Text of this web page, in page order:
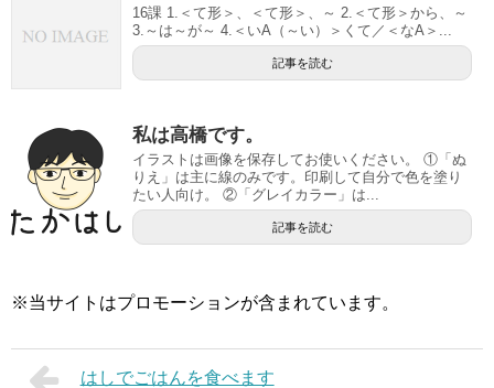
16課 1.＜て形＞、＜て形＞、～ 2.＜て形＞から、～
3.～は～が～ 4.＜いA（～い）＞くて／＜なA＞...
記事を読む
私は高橋です。
イラストは画像を保存してお使いください。 ①「ぬ
りえ」は主に線のみです。印刷して自分で色を塗り
たい人向け。 ②「グレイカラー」は...
記事を読む
※当サイトはプロモーションが含まれています。
はしでごはんを食べます